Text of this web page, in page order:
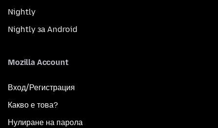
Nightly
Nightly за Android
Mozilla Account
Вход/Регистрация
Какво е това?
Нулиране на парола